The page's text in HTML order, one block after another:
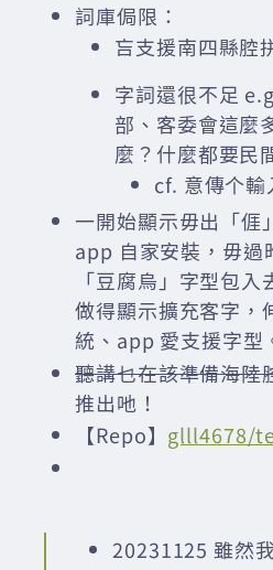
詞庫侷限：
吂支援南四縣腔
字詞還很不足
部、客委會這麼
麼？什麼都要民
cf. 意傳个輸
一開始顯示毋出「𠊎
app 自家安裝，毋過
「豆腐烏」字型包
做得顯示擴充客字，
統、app 愛支援字型
聽講乜在該準備海陸
推出吔！
【Repo】 glll4678/
20231125 雖然